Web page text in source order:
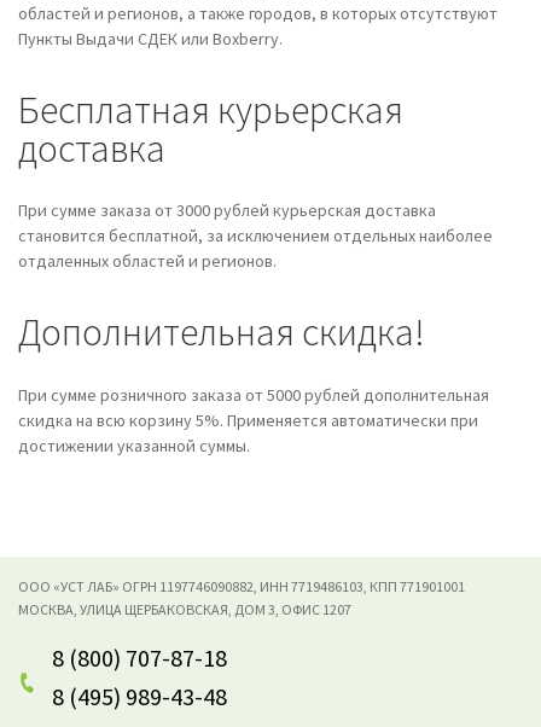
областей и регионов, а также городов, в которых отсутствуют
Пункты Выдачи СДЕК или Boxberry.
Бесплатная курьерская
доставка
При сумме заказа от 3000 рублей курьерская доставка
становится бесплатной, за исключением отдельных наиболее
отдаленных областей и регионов.
Дополнительная скидка!
При сумме розничного заказа от 5000 рублей дополнительная
скидка на всю корзину 5%. Применяется автоматически при
достижении указанной суммы.
ООО «УСТ ЛАБ» ОГРН 1197746090882, ИНН 7719486103, КПП 771901001
МОСКВА, УЛИЦА ЩЕРБАКОВСКАЯ, ДОМ 3, ОФИС 1207
8 (800) 707-87-18
8 (495) 989-43-48